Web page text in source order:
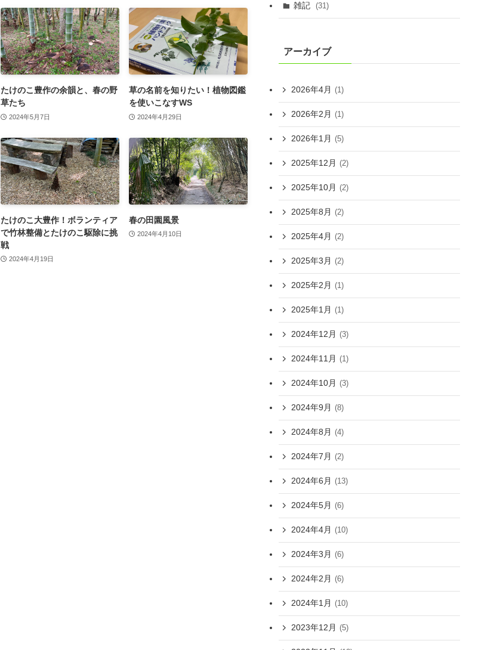
たけのこ豊作の余韻と、春の野
草たち
2024年5月7日
草の名前を知りたい！植物図鑑
を使いこなすWS
2024年4月29日
たけのこ大豊作！ボランティア
で竹林整備とたけのこ駆除に挑
戦
2024年4月19日
春の田園風景
2024年4月10日
雑記 (31)
アーカイブ
2026年4月 (1)
2026年2月 (1)
2026年1月 (5)
2025年12月 (2)
2025年10月 (2)
2025年8月 (2)
2025年4月 (2)
2025年3月 (2)
2025年2月 (1)
2025年1月 (1)
2024年12月 (3)
2024年11月 (1)
2024年10月 (3)
2024年9月 (8)
2024年8月 (4)
2024年7月 (2)
2024年6月 (13)
2024年5月 (6)
2024年4月 (10)
2024年3月 (6)
2024年2月 (6)
2024年1月 (10)
2023年12月 (5)